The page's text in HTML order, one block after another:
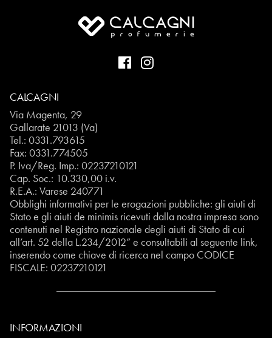
CALCAGNI
Via Magenta, 29
Gallarate 21013 (Va)
Tel.: 0331.793615
Fax: 0331.774505
P. Iva/Reg. Imp.: 02237210121
Cap. Soc.: 10.330,00 i.v.
R.E.A.: Varese 240771
Obblighi informativi per le erogazioni pubbliche: gli aiuti di
Stato e gli aiuti de minimis ricevuti dalla nostra impresa sono
contenuti nel Registro nazionale degli aiuti di Stato di cui
all’art. 52 della L.234/2012” e consultabili al seguente link,
inserendo come chiave di ricerca nel campo CODICE
FISCALE: 02237210121
INFORMAZIONI